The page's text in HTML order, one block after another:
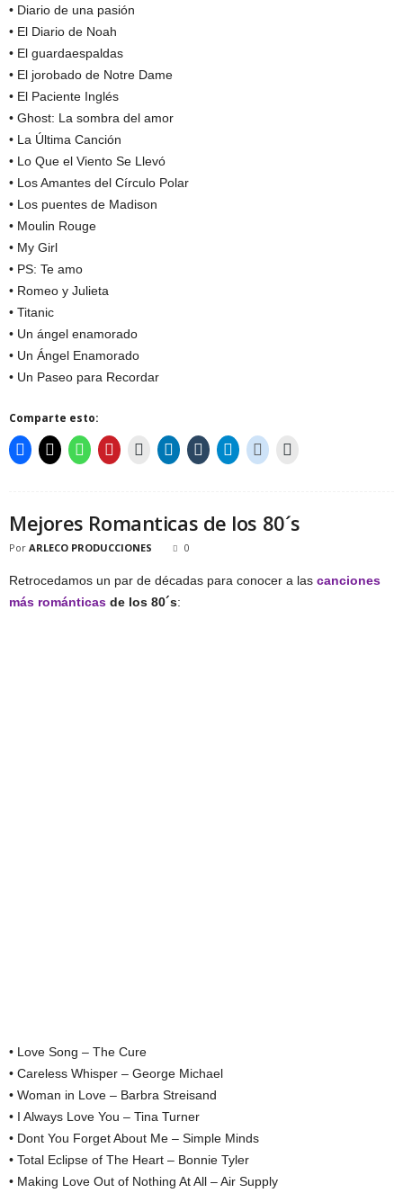
• Diario de una pasión
• El Diario de Noah
• El guardaespaldas
• El jorobado de Notre Dame
• El Paciente Inglés
• Ghost: La sombra del amor
• La Última Canción
• Lo Que el Viento Se Llevó
• Los Amantes del Círculo Polar
• Los puentes de Madison
• Moulin Rouge
• My Girl
• PS: Te amo
• Romeo y Julieta
• Titanic
• Un ángel enamorado
• Un Ángel Enamorado
• Un Paseo para Recordar
Comparte esto:
Mejores Romanticas de los 80´s
Por ARLECO PRODUCCIONES 0
Retrocedamos un par de décadas para conocer a las canciones
más románticas de los 80´s:
• Love Song – The Cure
• Careless Whisper – George Michael
• Woman in Love – Barbra Streisand
• I Always Love You – Tina Turner
• Dont You Forget About Me – Simple Minds
• Total Eclipse of The Heart – Bonnie Tyler
• Making Love Out of Nothing At All – Air Supply